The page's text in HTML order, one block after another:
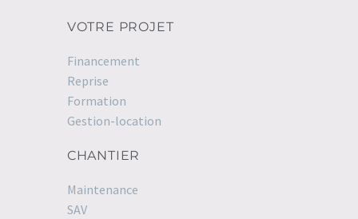
VOTRE PROJET
Financement
Reprise
Formation
Gestion-location
CHANTIER
Maintenance
SAV